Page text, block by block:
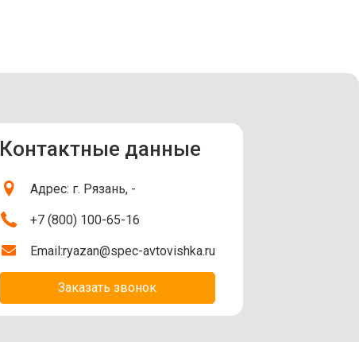
Контактные данные
Адрес: г. Рязань, -
+7 (800) 100-65-16
Email:ryazan@spec-avtovishka.ru
Заказать звонок